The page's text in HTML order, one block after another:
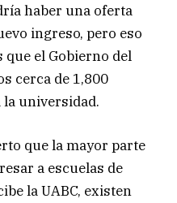
haber una oferta
ingreso, pero eso
que el Gobierno del
cerca de 1,800
la universidad.
que la mayor parte
a escuelas de
la UABC, existen